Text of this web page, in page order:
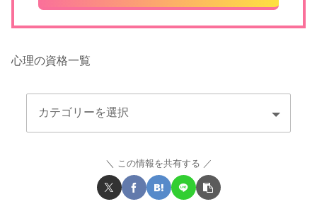
心理の資格一覧
この情報を共有する